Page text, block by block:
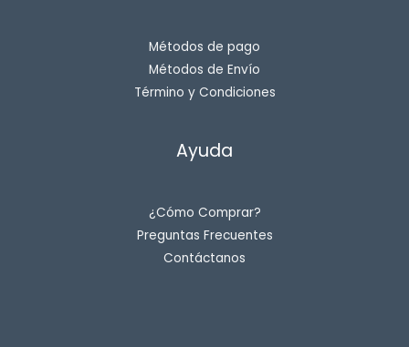
Métodos de pago
Métodos de Envío
Término y Condiciones
Ayuda
¿Cómo Comprar?
Preguntas Frecuentes
Contáctanos